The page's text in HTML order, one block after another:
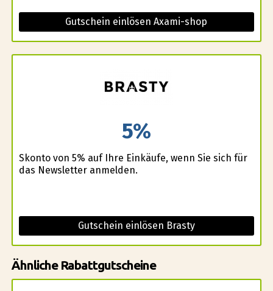
Gutschein einlösen Axami-shop
5%
Skonto von 5% auf Ihre Einkäufe, wenn Sie sich für
das Newsletter anmelden.
Gutschein einlösen Brasty
Ähnliche Rabattgutscheine